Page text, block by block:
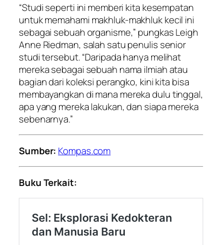
“Studi seperti ini memberi kita kesempatan
untuk memahami makhluk-makhluk kecil ini
sebagai sebuah organisme,” pungkas Leigh
Anne Riedman, salah satu penulis senior
studi tersebut. “Daripada hanya melihat
mereka sebagai sebuah nama ilmiah atau
bagian dari koleksi perangko, kini kita bisa
membayangkan di mana mereka dulu tinggal,
apa yang mereka lakukan, dan siapa mereka
sebenarnya.”
Sumber: Kompas.com
Buku Terkait: